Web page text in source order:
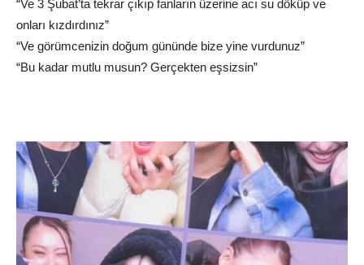
“Ve 3 Şubat’ta tekrar çıkıp fanların üzerine acı su döküp ve
onları kızdırdınız”
“Ve görümcenizin doğum gününde bize yine vurdunuz”
“Bu kadar mutlu musun? Gerçekten eşsizsin”